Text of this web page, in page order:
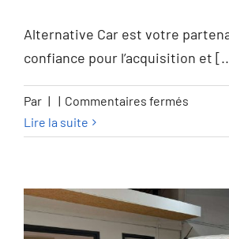
Alternative Car est votre
confiance pour l’acquisition et
Par | | Commentaires fermés
Proace
2.0
D-
4D
Lire la suite